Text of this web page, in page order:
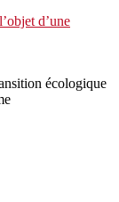
d’une
écologique